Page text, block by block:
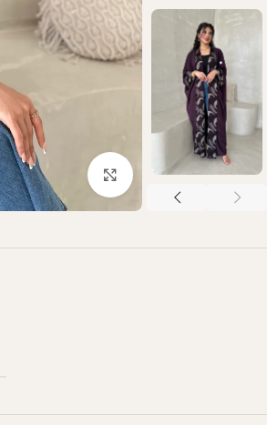
Click to enlarge